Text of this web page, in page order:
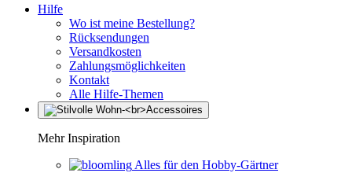
Hilfe
Wo ist meine Bestellung?
Rücksendungen
Versandkosten
Zahlungsmöglichkeiten
Kontakt
Alle Hilfe-Themen
Mehr Inspiration
Alles für den Hobby-Gärtner